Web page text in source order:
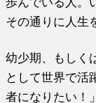
その通りに人生
幼少期、もしく
として世界で活
者になりたい！